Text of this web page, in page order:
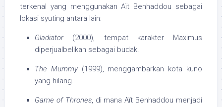
terkenal yang menggunakan Aït Benhaddou sebagai
lokasi syuting antara lain:
Gladiator(2000), tempat karakter Maximus
diperjualbelikan sebagai budak.
The Mummy(1999), menggambarkan kota kuno
yang hilang.
Game of Thrones, di mana Aït Benhaddou menjadi